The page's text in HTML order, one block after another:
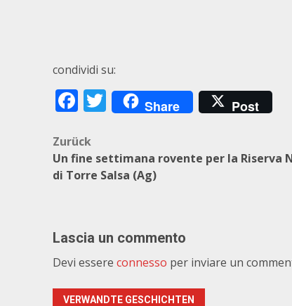
condividi su:
Facebook
Twitter
Share Post
Beitragsnavigation
Zurück
Un fine settimana rovente per la Riserva
di Torre Salsa (Ag)
Lascia un commento
Devi essere connesso per inviare un
VERWANDTE GESCHICHTEN